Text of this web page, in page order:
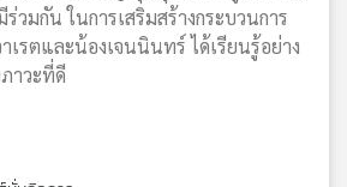
ร่วมกัน ในการเสริมสร้างกระบวนการ
เรตและน้องเจนนินทร์ ได้เรียนรู้อย่าง
าวะที่ดี